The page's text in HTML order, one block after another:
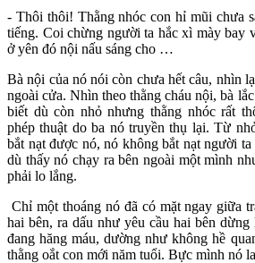
- Thôi thôi! Thằng nhóc con hỉ mũi chưa
tiếng. Coi chừng người ta hắc xì mày bay
ở yên đó nội nấu sáng cho …
Bà nội của nó nói còn chưa hết câu, nhìn
ngoài cửa. Nhìn theo thằng cháu nội, bà
biết dù còn nhỏ nhưng thằng nhóc rất
phép thuật do ba nó truyền thụ lại. Từ
bắt nạt được nó, nó không bắt nạt người
dù thấy nó chạy ra bên ngoài một mình
phải lo lắng.
Chỉ một thoáng nó đã có mặt ngay giữa
hai bên, ra dấu như yêu cầu hai bên
đang hăng máu, dường như không hề
thằng oắt con mới năm tuổi. Bực mình nó